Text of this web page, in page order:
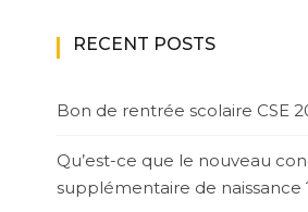
RECENT POSTS
Bon de rentrée scolaire CSE
Qu’est-ce que le nouveau
supplémentaire de naissance